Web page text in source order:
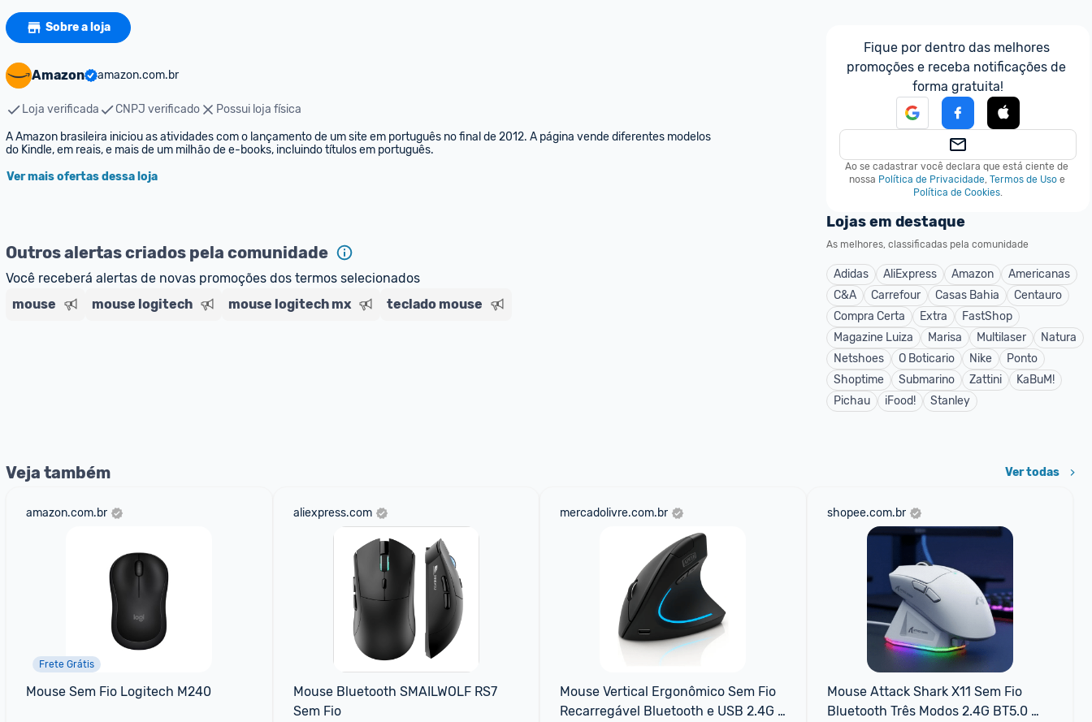
Sobre a loja
Amazon amazon.com.br
Loja verificada CNPJ verificado
Possui loja física
A Amazon brasileira iniciou as atividades com o lançamento de um site em português no final de 2012. A página vende diferentes modelos
do Kindle, em reais, e mais de um milhão de e-books, incluindo títulos em português.
Ver mais ofertas dessa loja
Outros alertas criados pela comunidade
Você receberá alertas de novas promoções dos termos selecionados
mouse
mouse logitech mouse logitech mx teclado mouse
Fique por dentro das melhores
promoções e receba notificações de
forma gratuita!
Ao se cadastrar você declara que está ciente de
nossa Política de Privacidade, Termos de Uso e
Política de Cookies.
Lojas em destaque
As melhores, classificadas pela comunidade
Adidas AliExpress Amazon
Americanas
C&A
Carrefour Casas Bahia
Centauro
Compra Certa
Extra
FastShop
Magazine Luiza
Marisa Multilaser
Natura
Netshoes
O Boticario Nike
Ponto
Shoptime
Submarino Zattini
KaBuM!
Pichau
iFood! Stanley
Veja também Ver todas
amazon.com.br
Frete Grátis
Mouse Sem Fio Logitech M240
aliexpress.com
Mouse Bluetooth SMAILWOLF RS7
Sem Fio
mercadolivre.com.br
Mouse Vertical Ergonômico Sem Fio
Recarregável Bluetooth e USB 2.4G
shopee.com.br
Mouse Attack Shark X11 Sem Fio
Bluetooth Três Modos 2.4G BT5.0